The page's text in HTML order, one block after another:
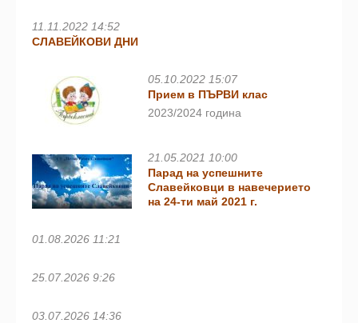
11.11.2022 14:52
СЛАВЕЙКОВИ ДНИ
05.10.2022 15:07
Прием в ПЪРВИ клас
2023/2024 година
21.05.2021 10:00
Парад на успешните
Славейковци в навечерието
на 24-ти май 2021 г.
01.08.2026 11:21
25.07.2026 9:26
03.07.2026 14:36